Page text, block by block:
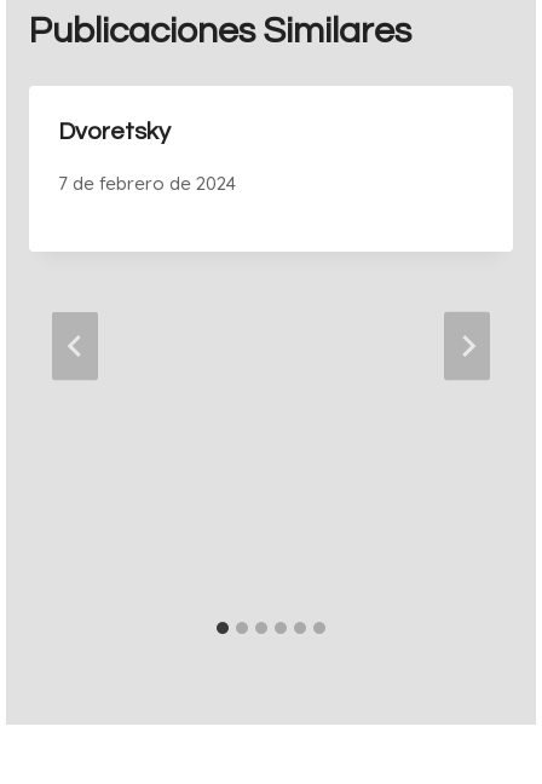
Publicaciones Similares
Dvoretsky
7 de febrero de 2024